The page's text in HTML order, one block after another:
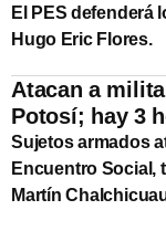
El PES defenderá
Hugo Eric Flores.
Atacan a
Potosí; hay 3
Sujetos armados
Encuentro Social,
Martín